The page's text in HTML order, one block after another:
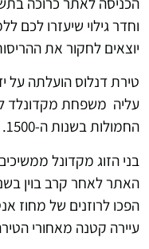
וחדר גילוי שיעזרו לכם
יוצאים לחקור את
טירת דנלוס הועלתה על
עליה משפחת מקדונלד
החמולות בשנות ה-1500.
בני הזוג מקדונל
עיירה קטנה מאחורי